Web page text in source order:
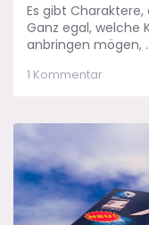
Es gibt
Ganz egal, welche
anbringen mögen,
1 Kommentarzu
Batman
in
die
Schlacht